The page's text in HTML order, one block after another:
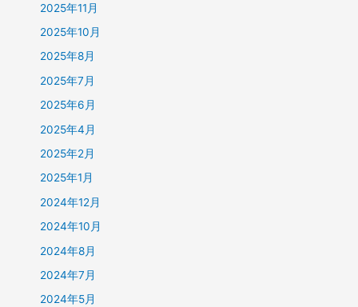
2025年11月
2025年10月
2025年8月
2025年7月
2025年6月
2025年4月
2025年2月
2025年1月
2024年12月
2024年10月
2024年8月
2024年7月
2024年5月